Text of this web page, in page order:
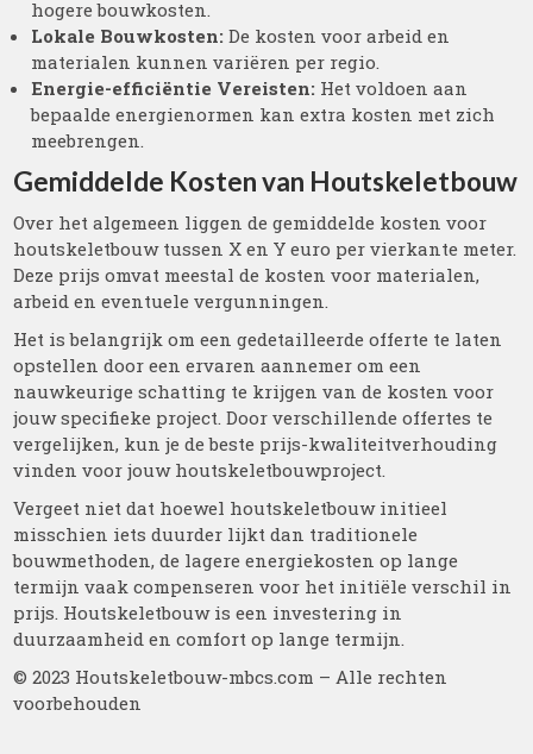
hogere bouwkosten.
Lokale Bouwkosten: De kosten voor arbeid en
materialen kunnen variëren per regio.
Energie-efficiëntie Vereisten: Het voldoen aan
bepaalde energienormen kan extra kosten met zich
meebrengen.
Gemiddelde Kosten van Houtskeletbouw
Over het algemeen liggen de gemiddelde kosten voor
houtskeletbouw tussen X en Y euro per vierkante meter.
Deze prijs omvat meestal de kosten voor materialen,
arbeid en eventuele vergunningen.
Het is belangrijk om een gedetailleerde offerte te laten
opstellen door een ervaren aannemer om een
nauwkeurige schatting te krijgen van de kosten voor
jouw specifieke project. Door verschillende offertes te
vergelijken, kun je de beste prijs-kwaliteitverhouding
vinden voor jouw houtskeletbouwproject.
Vergeet niet dat hoewel houtskeletbouw initieel
misschien iets duurder lijkt dan traditionele
bouwmethoden, de lagere energiekosten op lange
termijn vaak compenseren voor het initiële verschil in
prijs. Houtskeletbouw is een investering in
duurzaamheid en comfort op lange termijn.
© 2023 Houtskeletbouw-mbcs.com – Alle rechten
voorbehouden